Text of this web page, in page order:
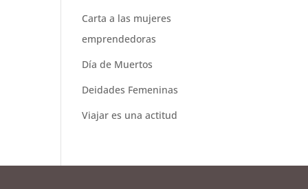
Carta a las mujeres
emprendedoras
Día de Muertos
Deidades Femeninas
Viajar es una actitud